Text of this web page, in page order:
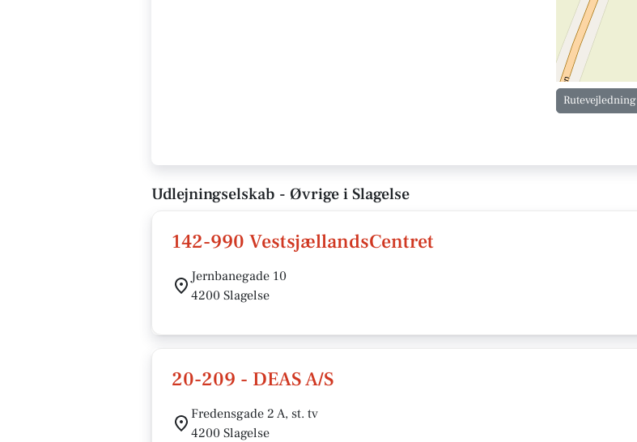
Rutevejledning
Udlejningselskab - Øvrige i Slagelse
142-990 VestsjællandsCentret
Jernbanegade 10
4200 Slagelse
20-209 - DEAS A/S
Fredensgade 2 A, st. tv
4200 Slagelse